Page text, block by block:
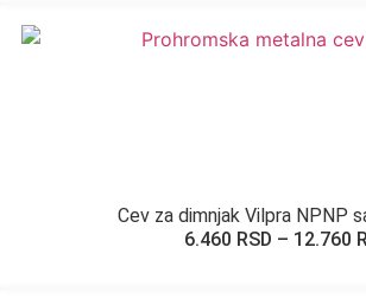
Cev za dimnjak Vilpra NPNP
6.460 RSD – 12.760